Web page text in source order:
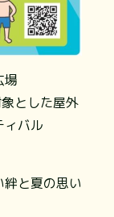
場
とした屋外
ィバル
と夏の思い